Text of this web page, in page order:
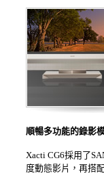
順暢多功能的錄影
Xacti CG6採用了
度動態影片，再搭